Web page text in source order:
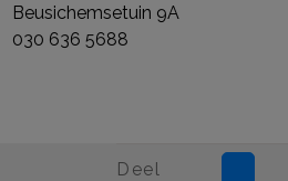
Beusichemsetuin 9A
030 636 5688
Deel